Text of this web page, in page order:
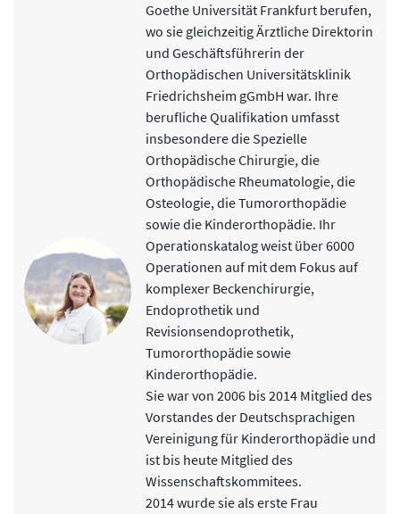
Goethe Universität Frankfurt berufen,
wo sie gleichzeitig Ärztliche Direktorin
und Geschäftsführerin der
Orthopädischen Universitätsklinik
Friedrichsheim gGmbH war. Ihre
berufliche Qualifikation umfasst
insbesondere die Spezielle
Orthopädische Chirurgie, die
Orthopädische Rheumatologie, die
Osteologie, die Tumororthopädie
sowie die Kinderorthopädie. Ihr
Operationskatalog weist über 6000
Operationen auf mit dem Fokus auf
komplexer Beckenchirurgie,
Endoprothetik und
Revisionsendoprothetik,
Tumororthopädie sowie
Kinderorthopädie.
Sie war von 2006 bis 2014 Mitglied des
Vorstandes der Deutschsprachigen
Vereinigung für Kinderorthopädie und
ist bis heute Mitglied des
Wissenschaftskommitees.
2014 wurde sie als erste Frau